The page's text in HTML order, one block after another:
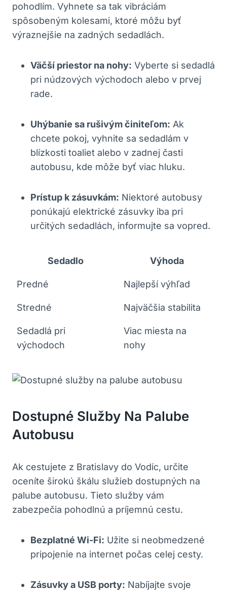
pohodlím. Vyhnete sa tak vibráciám
spôsobeným kolesami, ktoré môžu byť
výraznejšie na zadných sedadlách.
Väčší priestor na nohy: Vyberte si sedadlá
pri núdzových východoch alebo v prvej
rade.
Uhýbanie sa rušivým činiteľom: Ak
chcete pokoj, vyhnite sa sedadlám v
blízkosti toaliet alebo v zadnej časti
autobusu, kde môže byť viac hluku.
Prístup k zásuvkám: Niektoré autobusy
ponúkajú elektrické zásuvky iba pri
určitých sedadlách, informujte sa vopred.
Sedadlo Výhoda
Predné Najlepší výhľad
Stredné Najväčšia stabilita
Sedadlá pri
východoch
Viac miesta na
nohy
Dostupné Služby Na Palube
Autobusu
Ak cestujete z Bratislavy do Vodíc, určite
oceníte širokú škálu služieb dostupných na
palube autobusu. Tieto služby vám
zabezpečia pohodlnú a príjemnú cestu.
Bezplatné Wi-Fi: Užite si neobmedzené
pripojenie na internet počas celej cesty.
Zásuvky a USB porty: Nabíjajte svoje